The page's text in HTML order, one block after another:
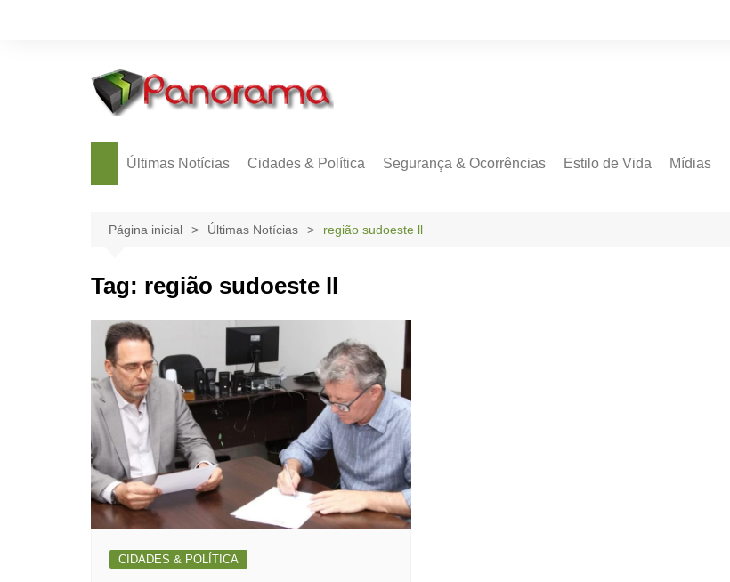
Últimas Notícias Cidades & Política Segurança & Ocorrências Estilo de Vida Mídias
Página inicial Últimas Notícias região sudoeste ll
Tag: região sudoeste ll
CIDADES & POLÍTICA